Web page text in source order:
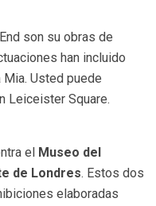
son su obras de
han incluido
Usted puede
Leiceister Square.
el
Museo del
de Londres. Estos dos
elaboradas